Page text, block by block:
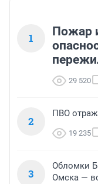
1
Пожар
29 520
2
ПВО
19 235
3
Обломки
Омска —